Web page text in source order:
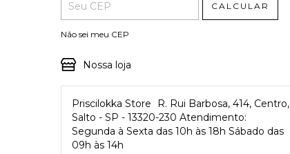
CALCULAR
Não sei meu CEP
Nossa loja
Priscilokka Store
R. Rui Barbosa, 414, Centro,
Salto - SP - 13320-230 Atendimento:
Segunda à Sexta das 10h às 18h Sábado das
09h às 14h